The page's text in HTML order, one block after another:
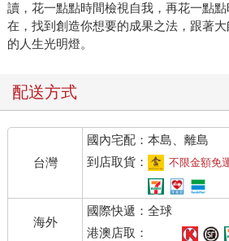
讀，花一點點時間檢視自我，再花一點
在，找到創造你想要的成果之法，跟著
的人生光明燈。
配送方式
台灣
國內宅配：本島、離島
到店取貨：
不限金額免
海外
國際快遞：全球
港澳店取：